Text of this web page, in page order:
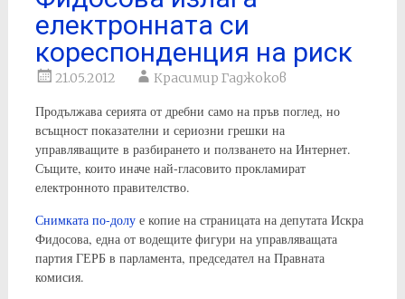
електронната си
кореспонденция на риск
21.05.2012 Красимир Гаджоков
Продължава серията от дребни само на пръв поглед, но
всъщност показателни и сериозни грешки на
управляващите в разбирането и ползването на Интернет.
Същите, които иначе най-гласовито прокламират
електронното правителство.
Снимката по-долуе копие на страницата на депутата Искра
Фидосова, една от водещите фигури на управляващата
партия ГЕРБ в парламента, председател на Правната
комисия.